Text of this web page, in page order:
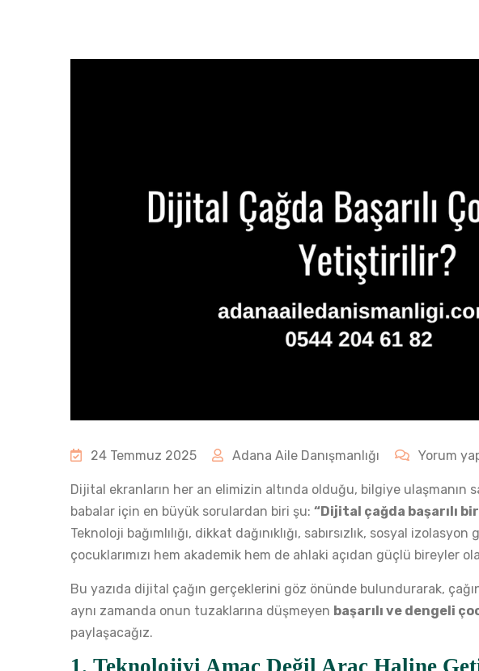
24 Temmuz 2025 Adana Aile Danışmanlığı Yorum
Dijital ekranların her an elimizin altında olduğu, bilgiye ulaşmanın
babalar için en büyük sorulardan biri şu: “Dijital çağda başarılı
Teknoloji bağımlılığı, dikkat dağınıklığı, sabırsızlık, sosyal
çocuklarımızı hem akademik hem de ahlaki açıdan güçlü bireyler
Bu yazıda dijital çağın gerçeklerini göz önünde bulundurarak,
aynı zamanda onun tuzaklarına düşmeyen başarılı ve dengeli
paylaşacağız.
1. Teknolojiyi Amaç Değil Araç Haline